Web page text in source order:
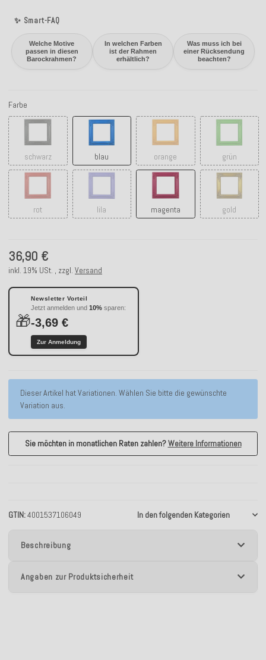
✨ Smart-FAQ
Welche Motive
passen in diesen
Barockrahmen?
In welchen Farben
ist der Rahmen
erhältlich?
Was muss ich bei
einer Rücksendung
beachten?
GTIN 4001537106049 In den folgenden Kategorien
Farbe
schwarz
schwarz
blau
blau
orange
orange
grün
grün
rot
rot
lila
lila
magenta
magenta
gold
gold
36,90 €
inkl. 19% USt. , zzgl. Versand
🎁
Newsletter Vorteil
Jetzt anmelden und 10% sparen:
-3,69 €
Zur Anmeldung
xDieser Artikel hat Variationen. Wählen Sie bitte die gewünschte
Variation aus.
Sie möchten in monatlichen Raten zahlen?Weitere Informationen
Beschreibung
Angaben zur Produktsicherheit